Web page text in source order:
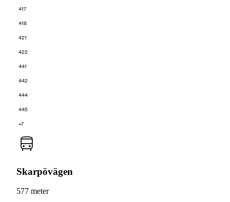
417
418
421
422
441
442
444
445
+7
Skarpövägen
577 meter